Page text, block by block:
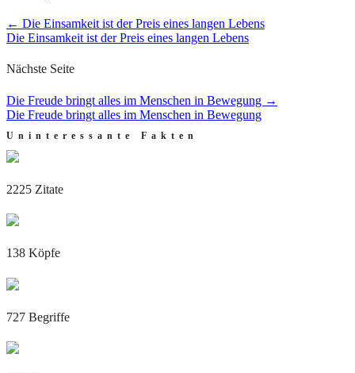
← Die Einsamkeit ist der Preis eines langen Lebens
Die Einsamkeit ist der Preis eines langen Lebens
Nächste Seite
Die Freude bringt alles im Menschen in Bewegung →
Die Freude bringt alles im Menschen in Bewegung
Uninteressante Fakten
2225 Zitate
138 Köpfe
727 Begriffe